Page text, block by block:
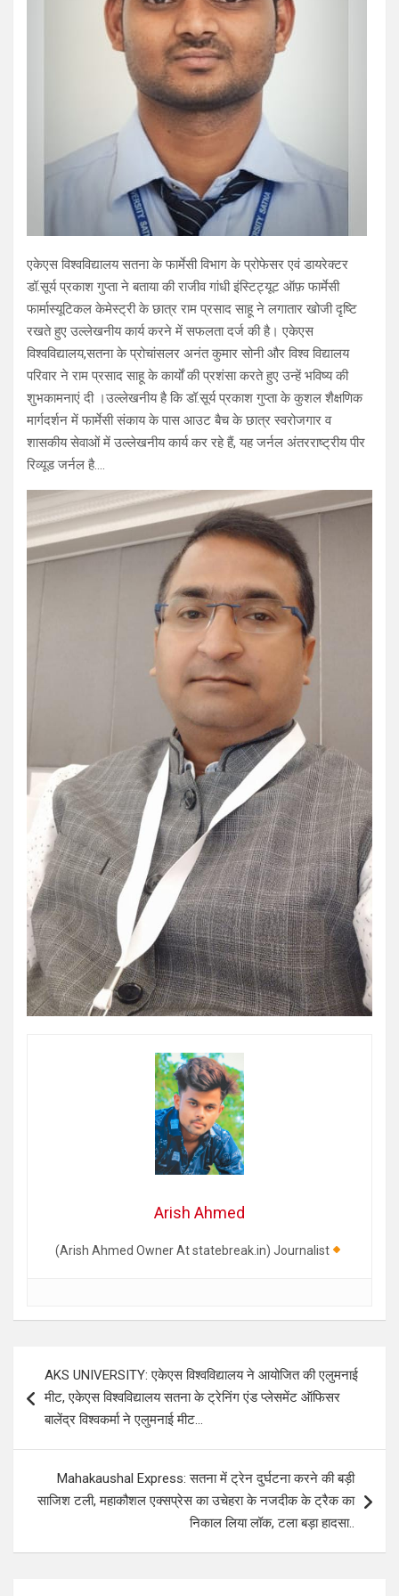
एकेएस विश्वविद्यालय सतना के फार्मेसी विभाग के प्रोफेसर एवं डायरेक्टर
डॉ.सूर्य प्रकाश गुप्ता ने बताया की राजीव गांधी इंस्टिट्यूट ऑफ़ फार्मेसी
फार्मास्यूटिकल केमेस्ट्री के छात्र राम प्रसाद साहू ने लगातार खोजी दृष्टि
रखते हुए उल्लेखनीय कार्य करने में सफलता दर्ज की है। एकेएस
विश्वविद्यालय,सतना के प्रोचांसलर अनंत कुमार सोनी और विश्व विद्यालय
परिवार ने राम प्रसाद साहू के कार्यों की प्रशंसा करते हुए उन्हें भविष्य की
शुभकामनाएं दी ।उल्लेखनीय है कि डॉ.सूर्य प्रकाश गुप्ता के कुशल शैक्षणिक
मार्गदर्शन में फार्मेसी संकाय के पास आउट बैच के छात्र स्वरोजगार व
शासकीय सेवाओं में उल्लेखनीय कार्य कर रहे हैं, यह जर्नल अंतरराष्ट्रीय पीर
रिव्यूड जर्नल है….
Arish Ahmed
(Arish Ahmed Owner At statebreak.in) Journalist
navigation
AKS UNIVERSITY: एकेएस विश्वविद्यालय ने आयोजित की एलुमनाई
मीट, एकेएस विश्वविद्यालय सतना के ट्रेनिंग एंड प्लेसमेंट ऑफिसर
बालेंद्र विश्वकर्मा ने एलुमनाई मीट…
Mahakaushal Express: सतना में ट्रेन दुर्घटना करने की बड़ी
साजिश टली, महाकौशल एक्सप्रेस का उचेहरा के नजदीक के ट्रैक का
निकाल लिया लॉक, टला बड़ा हादसा..